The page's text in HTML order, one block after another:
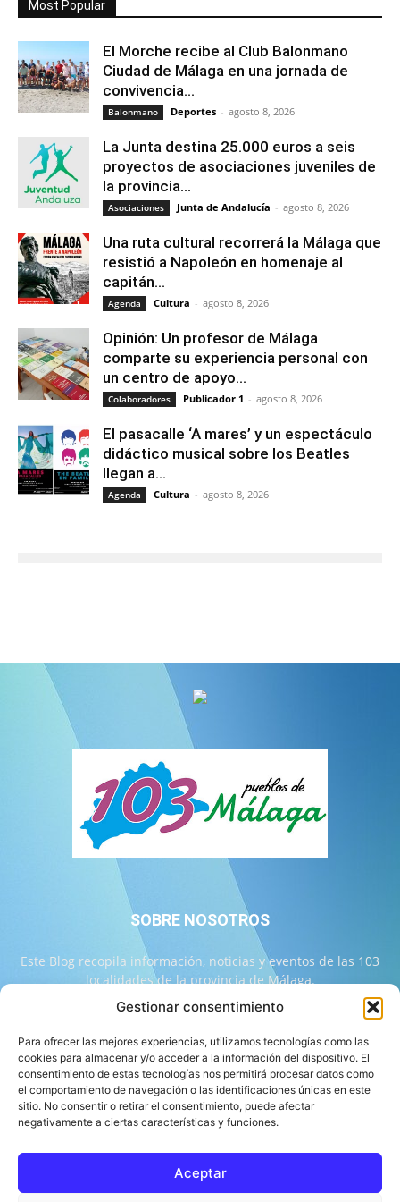
Gestionar consentimiento
Para ofrecer las mejores experiencias, utilizamos tecnologías como las
cookies para almacenar y/o acceder a la información del dispositivo. El
consentimiento de estas tecnologías nos permitirá procesar datos como
el comportamiento de navegación o las identificaciones únicas en este
sitio. No consentir o retirar el consentimiento, puede afectar
negativamente a ciertas características y funciones.
Aceptar
Most Popular
El Morche recibe al Club Balonmano
Ciudad de Málaga en una jornada de
convivencia...
Balonmano Deportes - agosto 8, 2026
La Junta destina 25.000 euros a seis
proyectos de asociaciones juveniles de
la provincia...
Asociaciones Junta de Andalucía - agosto 8, 2026
Una ruta cultural recorrerá la Málaga que
resistió a Napoleón en homenaje al
capitán...
Agenda Cultura - agosto 8, 2026
Opinión: Un profesor de Málaga
comparte su experiencia personal con
un centro de apoyo...
Colaboradores Publicador 1 - agosto 8, 2026
El pasacalle ‘A mares’ y un espectáculo
didáctico musical sobre los Beatles
llegan a...
Agenda Cultura - agosto 8, 2026
SOBRE NOSOTROS
Este Blog recopila información, noticias y eventos de las 103
localidades de la provincia de Málaga.
Contáctanos: info@103malaga.com
SÍGUENOS